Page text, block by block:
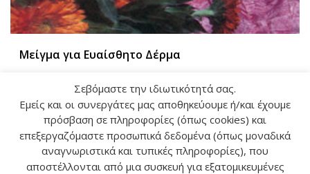
Μείγμα για Ευαίσθητο Δέρμα
Μείγμα για Ευαίσθητο Δέρμα Περιγραφή Προσθέστε από την
συνέργεια αυτή 5 σταγόνες στην κρέμα ημέρας και νύχτας, την
λοσιόν καθαρισμού στην ποσότητα που θα χρησιμοποιήσετε....
Σεβόμαστε την ιδιωτικότητά σας.
Εμείς και οι συνεργάτες μας αποθηκεύουμε ή/και έχουμε
πρόσβαση σε πληροφορίες (όπως cookies) και
επεξεργαζόμαστε προσωπικά δεδομένα (όπως μοναδικά
αναγνωριστικά και τυπικές πληροφορίες), που
αποστέλλονται από μια συσκευή για εξατομικευμένες